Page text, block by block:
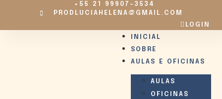
+55 21 99907-3534
PRODLUCIAHELENA@GMAIL.COM
LOGIN
INICIAL
SOBRE
AULAS E OFICINAS
AULAS
OFICINAS